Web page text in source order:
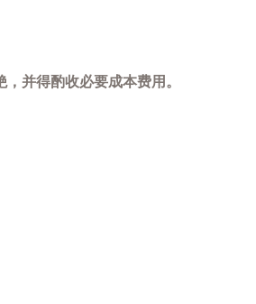
并得酌收必要成本费用。